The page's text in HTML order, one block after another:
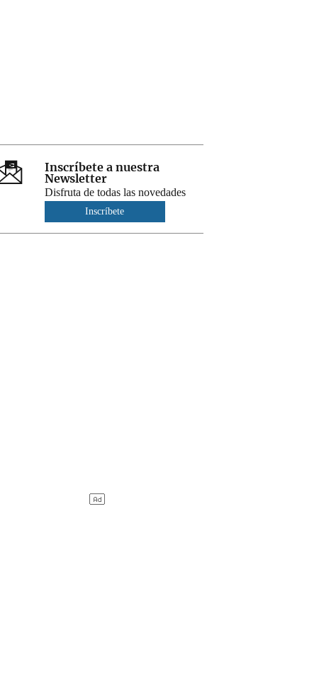
Inscríbete a nuestra
Newsletter
Disfruta de todas las novedades
Inscríbete